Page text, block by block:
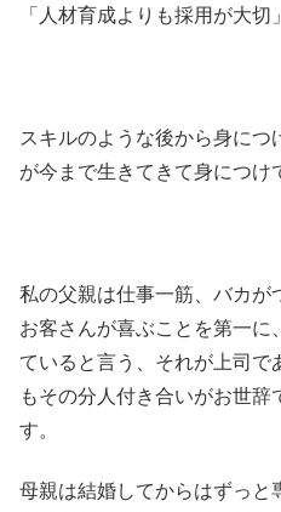
「人材育成よりも採用が大切」
スキルのような後から身につ
が今まで生きてきて身につけ
私の父親は仕事一筋、バカが
お客さんが喜ぶことを第一に
ていると言う、それが上司
もその分人付き合いがお世
す。
母親は結婚してからはずっと